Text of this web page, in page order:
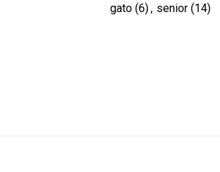
gato (6), senior (14)